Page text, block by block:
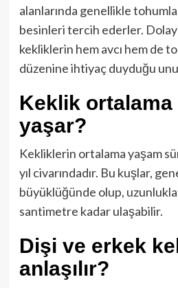
alanlarında genellikle
besinleri tercih ederler.
kekliklerin hem avcı hem de
düzenine ihtiyaç duyduğu
Keklik ortalama
yaşar?
Kekliklerin ortalama yaşam
yıl civarındadır. Bu kuşlar,
büyüklüğünde olup,
santimetre kadar ulaşabilir.
Dişi ve erkek
anlaşılır?